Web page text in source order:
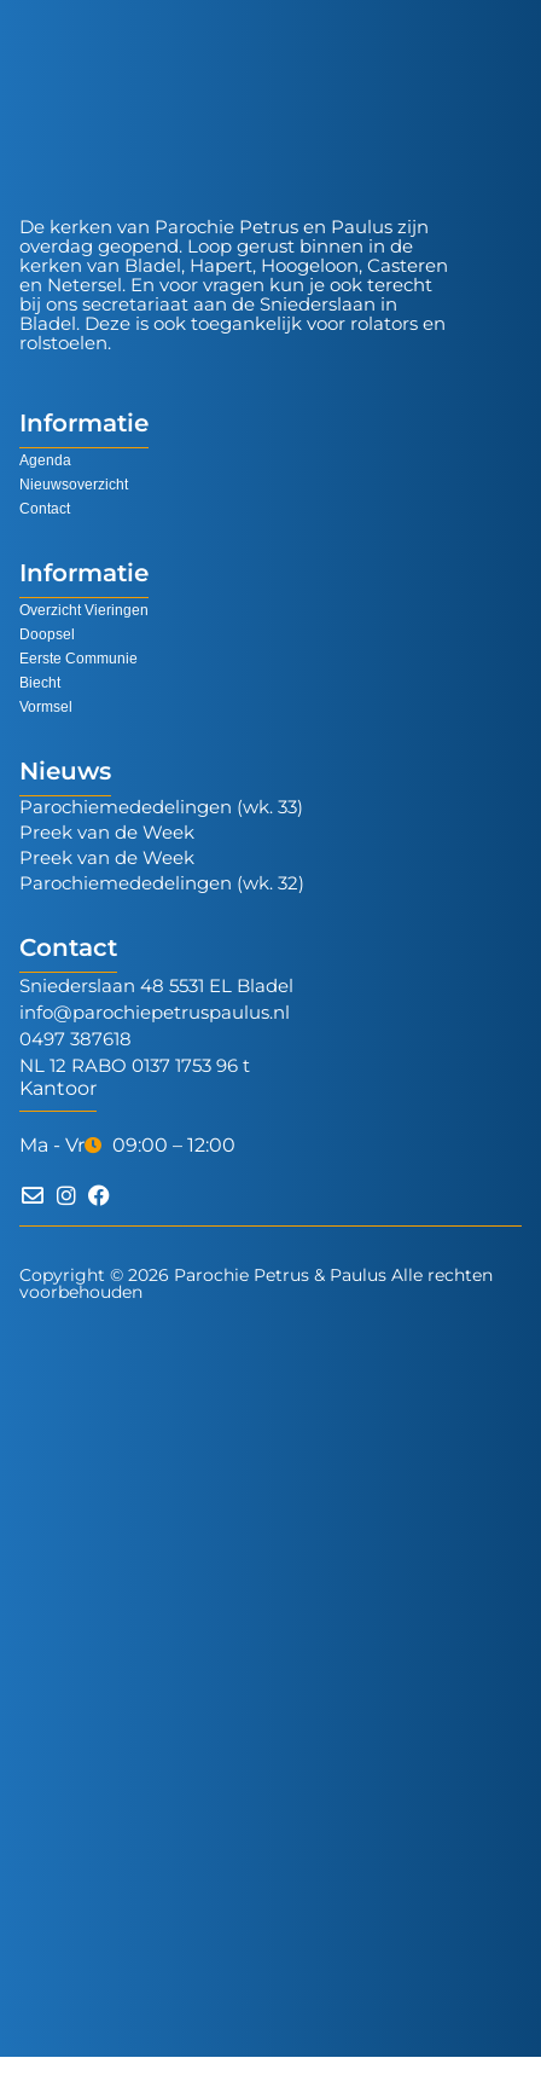
De kerken van Parochie Petrus en Paulus zijn
overdag geopend. Loop gerust binnen in de
kerken van Bladel, Hapert, Hoogeloon, Casteren
en Netersel. En voor vragen kun je ook terecht
bij ons secretariaat aan de Sniederslaan in
Bladel. Deze is ook toegankelijk voor rolators en
rolstoelen.
Informatie
Agenda
Nieuwsoverzicht
Contact
Informatie
Overzicht Vieringen
Doopsel
Eerste Communie
Biecht
Vormsel
Nieuws
Parochiemededelingen (wk. 33)
Preek van de Week
Preek van de Week
Parochiemededelingen (wk. 32)
Contact
Sniederslaan 48 5531 EL Bladel
info@parochiepetruspaulus.nl
0497 387618
NL 12 RABO 0137 1753 96 t
Kantoor
Ma - Vr 09:00 – 12:00
Copyright © 2026 Parochie Petrus & Paulus Alle rechten
voorbehouden